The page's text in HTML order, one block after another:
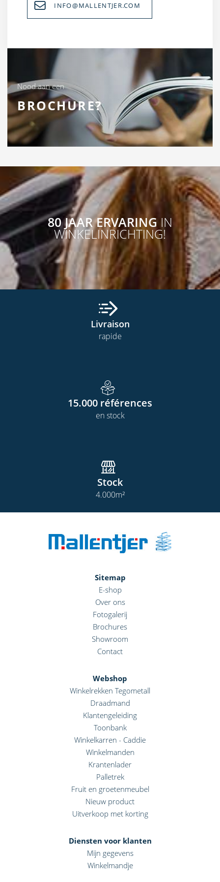
INFO@MALLENTJER.COM
Nood aan een
BROCHURE?
80 JAAR ERVARING IN
WINKELINRICHTING!
Livraison
rapide
15.000 références
en stock
Stock
4.000m²
Sitemap
E-shop
Over ons
Fotogalerij
Brochures
Showroom
Contact
Webshop
Winkelrekken Tegometall
Draadmand
Klantengeleiding
Toonbank
Winkelkarren - Caddie
Winkelmanden
Krantenlader
Palletrek
Fruit en groetenmeubel
Nieuw product
Uitverkoop met korting
Diensten voor klanten
Mijn gegevens
Winkelmandje